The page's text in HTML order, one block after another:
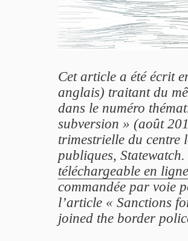
Cet article a été écrit
anglais) traitant du
dans le numéro
subversion » (août
trimestrielle du centre
publiques,
téléchargeable en ligne
commandée par voie
l’article « Sanctions
joined the border